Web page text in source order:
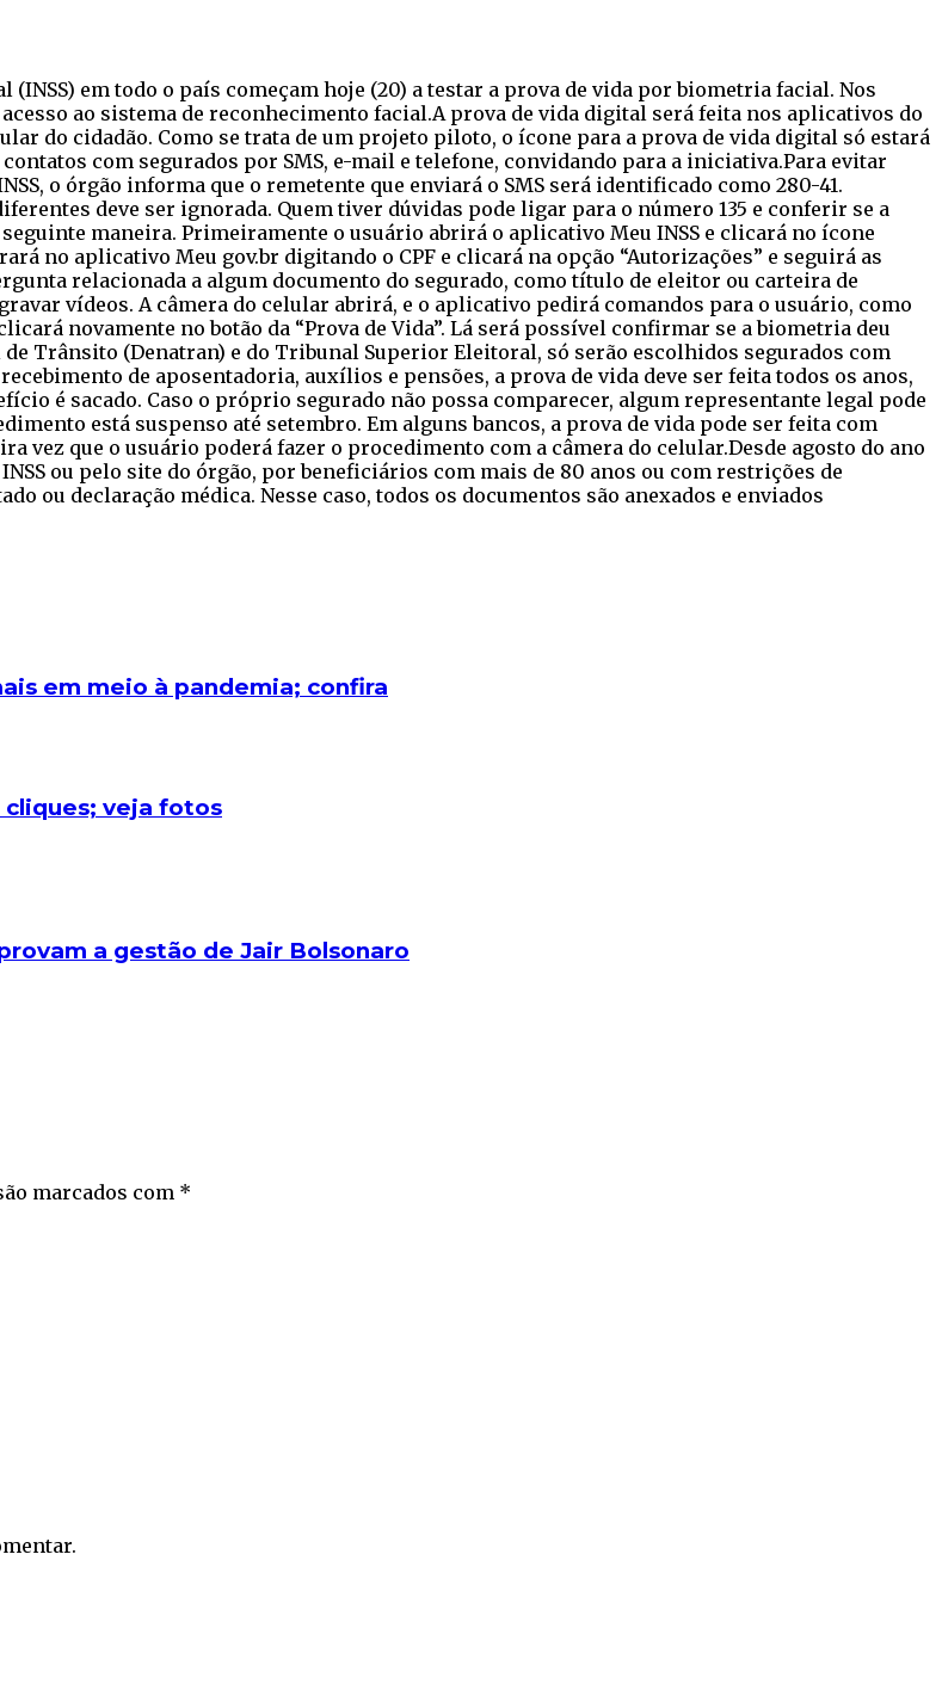
em todo o país começam hoje (20) a testar a prova de vida por biometria facial. Nos
ao sistema de reconhecimento facial.A prova de vida digital será feita nos aplicativos do
do cidadão. Como se trata de um projeto piloto, o ícone para a prova de vida digital só estará
com segurados por SMS, e-mail e telefone, convidando para a iniciativa.Para evitar
o órgão informa que o remetente que enviará o SMS será identificado como 280-41.
deve ser ignorada. Quem tiver dúvidas pode ligar para o número 135 e conferir se a
maneira. Primeiramente o usuário abrirá o aplicativo Meu INSS e clicará no ícone
no aplicativo Meu gov.br digitando o CPF e clicará na opção “Autorizações” e seguirá as
relacionada a algum documento do segurado, como título de eleitor ou carteira de
vídeos. A câmera do celular abrirá, e o aplicativo pedirá comandos para o usuário, como
novamente no botão da “Prova de Vida”. Lá será possível confirmar se a biometria deu
de Trânsito (Denatran) e do Tribunal Superior Eleitoral, só serão escolhidos segurados com
de aposentadoria, auxílios e pensões, a prova de vida deve ser feita todos os anos,
é sacado. Caso o próprio segurado não possa comparecer, algum representante legal pode
está suspenso até setembro. Em alguns bancos, a prova de vida pode ser feita com
vez que o usuário poderá fazer o procedimento com a câmera do celular.Desde agosto do ano
ou pelo site do órgão, por beneficiários com mais de 80 anos ou com restrições de
ou declaração médica. Nesse caso, todos os documentos são anexados e enviados
em meio à pandemia; confira
cliques; veja fotos
a gestão de Jair Bolsonaro
marcados com *